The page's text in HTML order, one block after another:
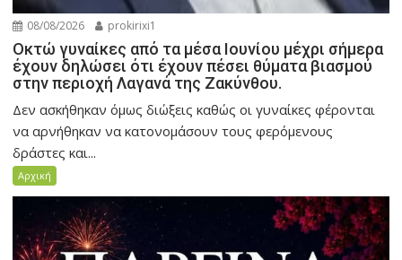
08/08/2026 prokirixi1
Οκτώ γυναίκες από τα μέσα Ιουνίου μέχρι σήμερα
έχουν δηλώσει ότι έχουν πέσει θύματα βιασμού
στην περιοχή Λαγανά της Ζακύνθου.
Δεν ασκήθηκαν όμως διώξεις καθώς οι γυναίκες φέρονται
να αρνήθηκαν να κατονομάσουν τους φερόμενους
δράστες και...
Αρχική